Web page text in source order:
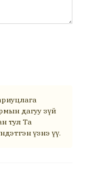
дагуу зүй
тул Та
үзнэ үү.